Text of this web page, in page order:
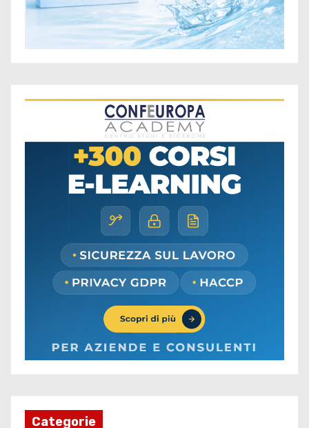
Categorie